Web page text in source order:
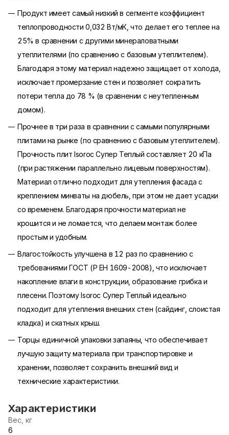
Продукт имеет самый низкий в сегменте коэффициент
теплопроводности 0,032 Вт/мК, что делает его теплее на
25% в сравнении с другими минераловатными
утеплителями (по сравнению с базовым утеплителем).
Благодаря этому материал надежно защищает от холода,
исключает промерзание стен и позволяет сократить
потери тепла до 78 % (в сравнении с неутепленным
домом).
Прочнее в три раза в сравнении с самыми популярными
плитами на рынке (по сравнению с базовым утеплителем).
Прочность плит Isoroc Супер Теплый составляет 20 кПа
(при растяжении параллельно лицевым поверхностям).
Материал отлично подходит для утепления фасада с
креплением минваты на дюбель, при этом не дает усадки
со временем. Благодаря прочности материал не
крошится и не ломается, что делаем монтаж более
простым и удобным.
Влагостойкость улучшена в 12 раз по сравнению с
требованиями ГОСТ (Р ЕН 1609-2008), что исключает
накопление влаги в конструкции, образование грибка и
плесени. Поэтому Isoroc Супер Теплый идеально
подходит для утепления внешних стен (сайдинг, слоистая
кладка) и скатных крыш.
Торцы единичной упаковки запаяны, что обеспечивает
лучшую защиту материала при транспортировке и
хранении, позволяет сохранить внешний вид и
технические характеристики.
Характеристики
Вес, кг
6